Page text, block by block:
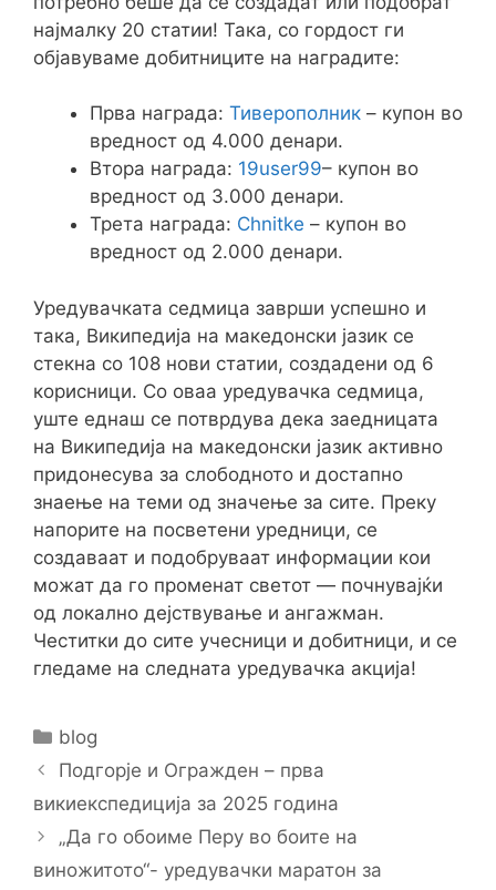
најмалку 20 статии! Така, со гордост ги
објавуваме добитниците на наградите:
Прва награда: Тиверополник – купон во
вредност од 4.000 денари.
Втора награда: 19user99– купон во
вредност од 3.000 денари.
Трета награда: Chnitke – купон во
вредност од 2.000 денари.
Уредувачката седмица заврши успешно и
така, Википедија на македонски јазик се
стекна со 108 нови статии, создадени од 6
корисници. Со оваа уредувачка седмица,
уште еднаш се потврдува дека заедницата
на Википедија на македонски јазик активно
придонесува за слободното и достапно
знаење на теми од значење за сите. Преку
напорите на посветени уредници, се
создаваат и подобруваат информации кои
можат да го променат светот — почнувајќи
од локално дејствување и ангажман.
Честитки до сите учесници и добитници, и се
гледаме на следната уредувачка акција!
Categories
blog
PostПодгорје и Огражден – прва
викиекспедиција за 2025 година
„Да го обоиме Перу во боите на
виножитото“- уредувачки маратон за